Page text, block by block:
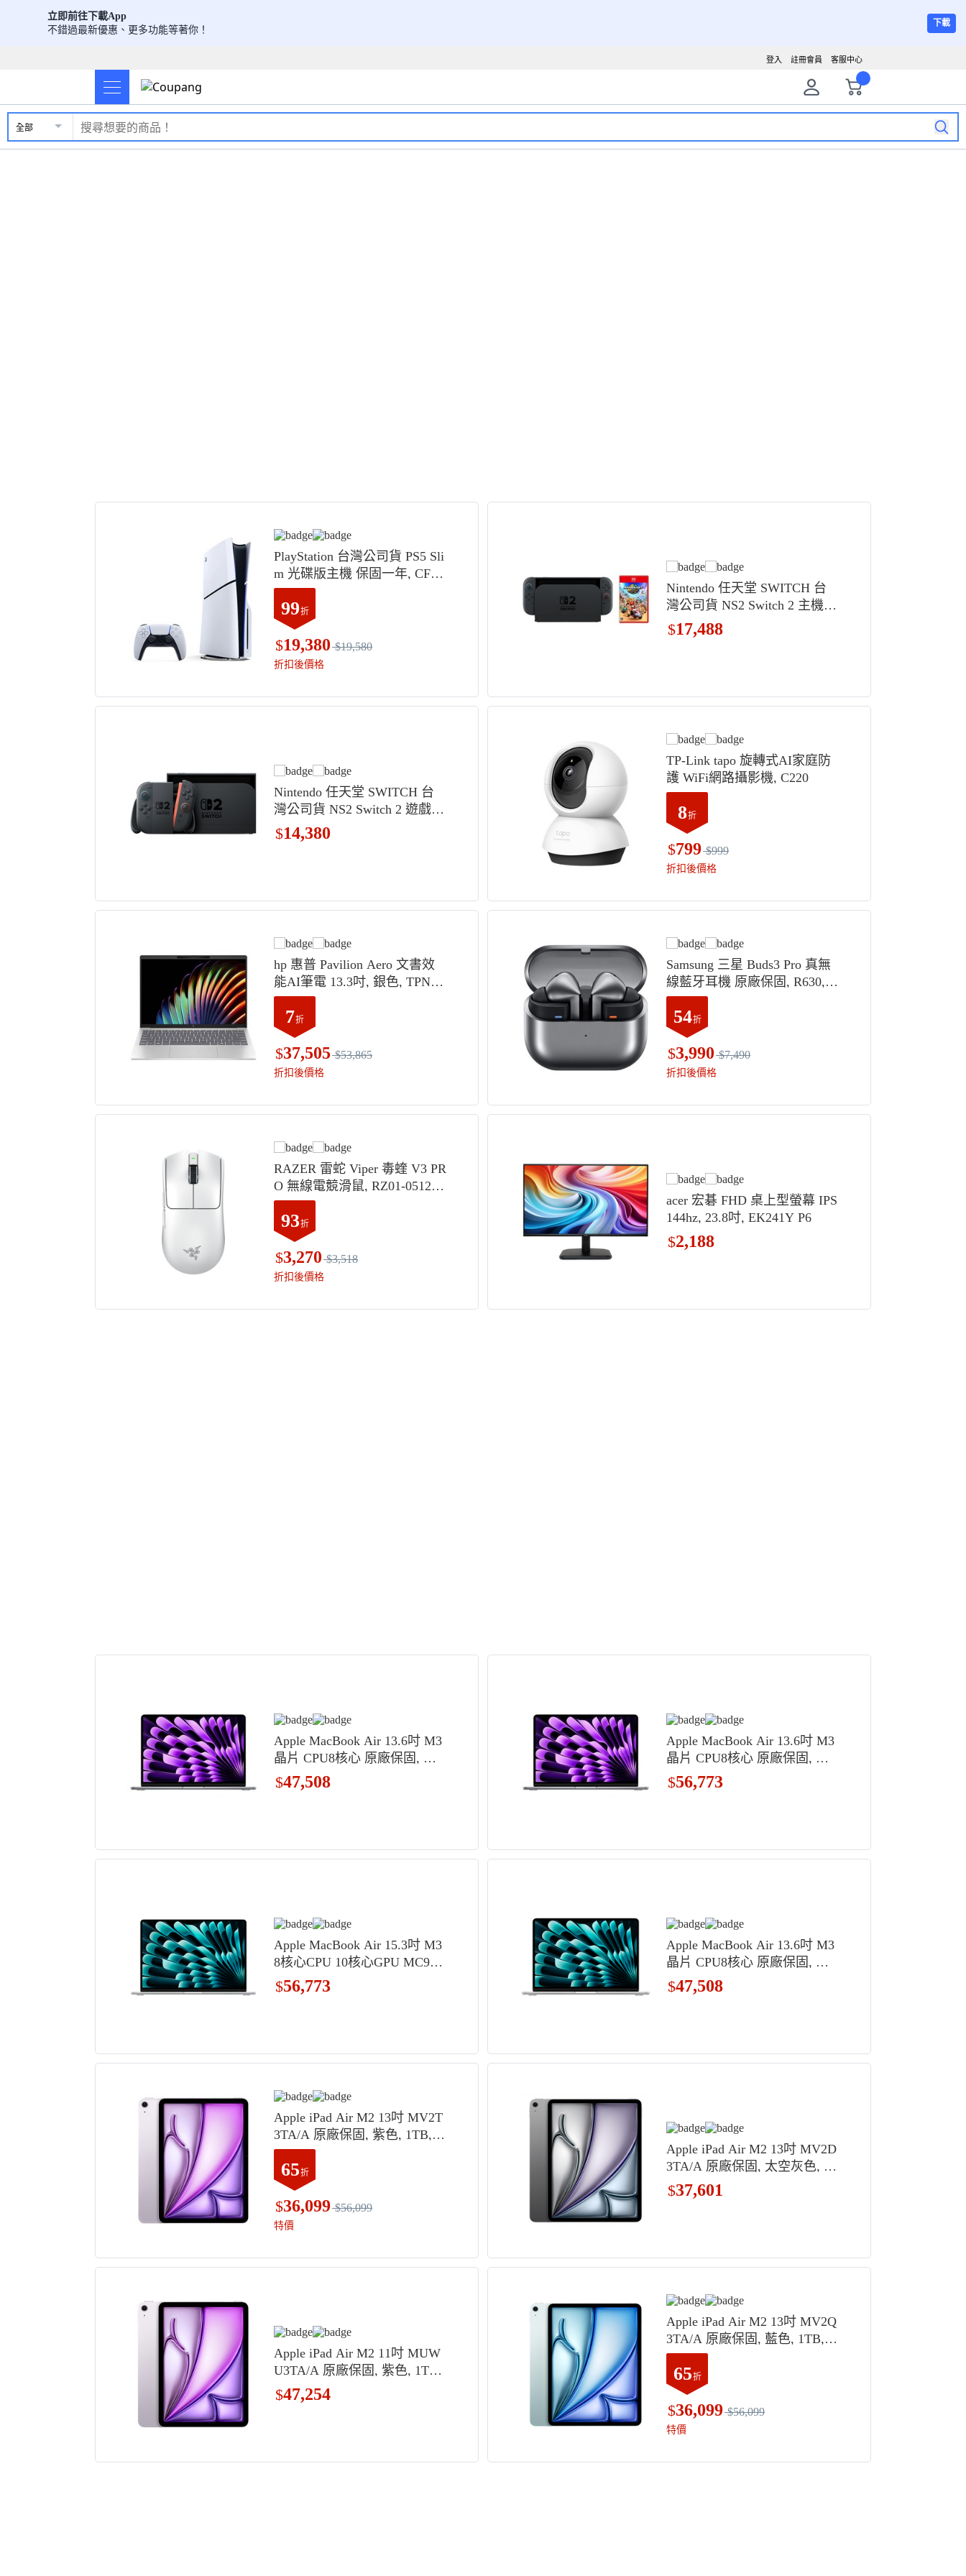
立即前往下載App
不錯過最新優惠、更多功能等著你！
下載
客服中心
註冊會員
登入
全部
PlayStation 台灣公司貨 PS5 Sli
m 光碟版主機 保固一年, CFI-2
018A01
99折
$19,380$19,580
折扣後價格
Nintendo 任天堂 SWITCH 台
灣公司貨 NS2 Switch 2 主機 +
瑪利歐賽車世界遊戲片 原廠保
固一年, 單一商品
$17,488
Nintendo 任天堂 SWITCH 台
灣公司貨 NS2 Switch 2 遊戲主
機 原廠保固一年
$14,380
TP-Link tapo 旋轉式AI家庭防
護 WiFi網路攝影機, C220
8折
$799$999
折扣後價格
hp 惠普 Pavilion Aero 文書效
能AI筆電 13.3吋, 銀色, TPN-C
179, 1TB SSD, 16GB, Windows
11 HOME Plus
7折
$37,505$53,865
折扣後價格
Samsung 三星 Buds3 Pro 真無
線藍牙耳機 原廠保固, R630,
銀河灰
54折
$3,990$7,490
折扣後價格
RAZER 雷蛇 Viper 毒蝰 V3 PR
O 無線電競滑鼠, RZ01-051202
00-R3A1, 白
93折
$3,270$3,518
折扣後價格
acer 宏碁 FHD 桌上型螢幕 IPS
144hz, 23.8吋, EK241Y P6
$2,188
Apple MacBook Air 13.6吋 M3
晶片 CPU8核心 原廠保固, 太
空灰色, MC8G4TA/A, 256GB,
16GB, MAC OS
$47,508
Apple MacBook Air 13.6吋 M3
晶片 CPU8核心 原廠保固, 太
空灰色, MXCR3TA/A, 512GB,
16GB, MAC OS
$56,773
Apple MacBook Air 15.3吋 M3
8核心CPU 10核心GPU MC9E4
TA/A 原廠保固, 銀色, 256GB,
16GB, MAC OS
$56,773
Apple MacBook Air 13.6吋 M3
晶片 CPU8核心 原廠保固, 銀
色, MC8H4TA/A, 256GB, 16G
B, MAC OS
$47,508
Apple iPad Air M2 13吋 MV2T
3TA/A 原廠保固, 紫色, 1TB,
Wi-Fi
65折
$36,099$56,099
特價
Apple iPad Air M2 13吋 MV2D
3TA/A 原廠保固, 太空灰色, 25
6GB, Wi-Fi
$37,601
Apple iPad Air M2 11吋 MUW
U3TA/A 原廠保固, 紫色, 1TB,
Wi-Fi
$47,254
Apple iPad Air M2 13吋 MV2Q
3TA/A 原廠保固, 藍色, 1TB,
Wi-Fi
65折
$36,099$56,099
特價